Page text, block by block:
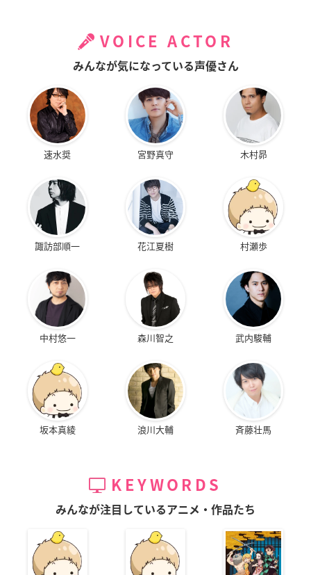
VOICE ACTOR
みんなが気になっている声優さん
速水奨 宮野真守 木村昴
諏訪部順一 花江夏樹 村瀬歩
中村悠一 森川智之 武内駿輔
坂本真綾 浪川大輔 斉藤壮馬
KEYWORDS
みんなが注目しているアニメ・作品たち